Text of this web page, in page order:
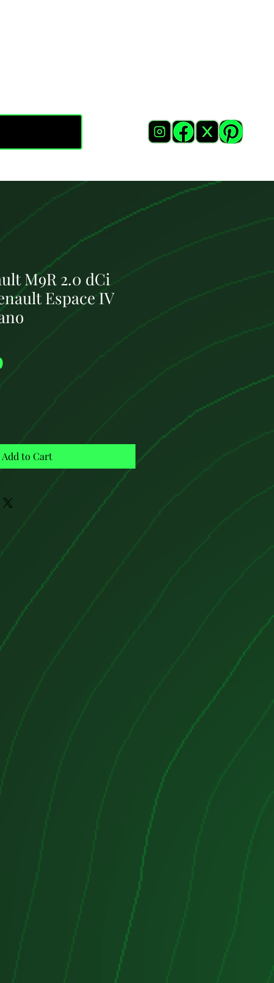
M9R 2.0 dCi
Espace IV
Price
Add to Cart